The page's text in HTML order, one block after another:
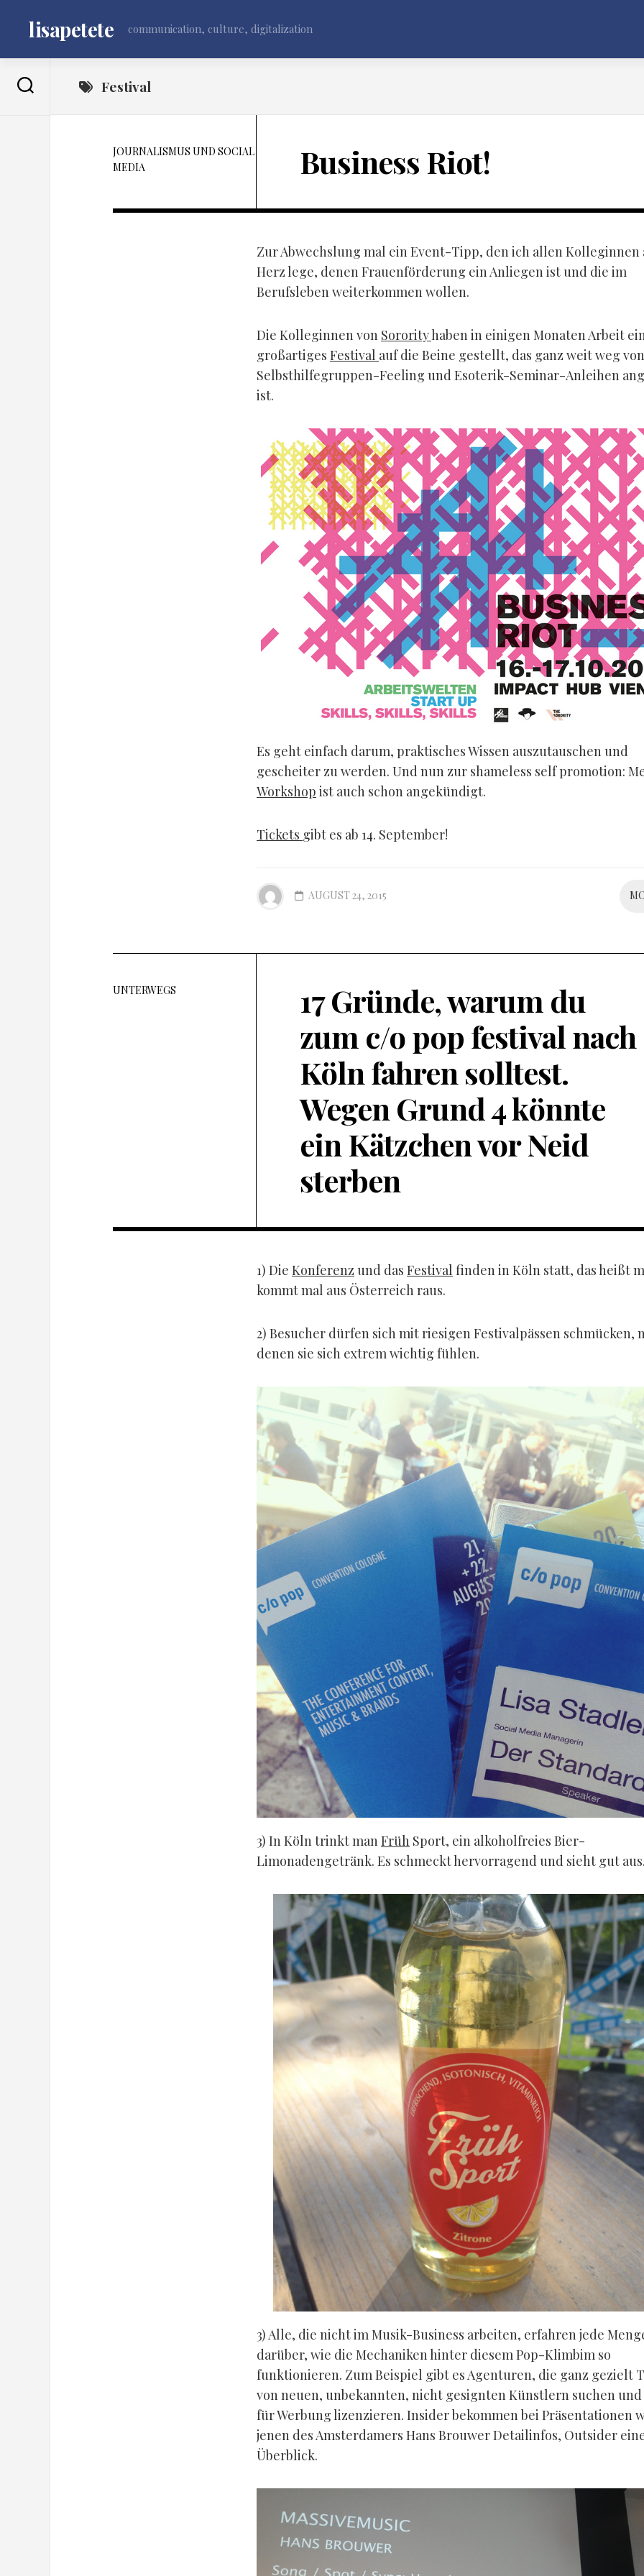
contentlisapetete communication, culture, digitalization
Festival
JOURNALISMUS UND SOCIAL
MEDIA
Business Riot!
Zur Abwechslung mal ein Event-Tipp, den ich allen Kolleginnen
Herz lege, denen Frauenförderung ein Anliegen ist und die im
Berufsleben weiterkommen wollen.
Die Kolleginnen von Sororityhaben in einigen Monaten Arbeit
großartiges Festival auf die Beine gestellt, das ganz weit weg von
Selbsthilfegruppen-Feeling und Esoterik-Seminar-Anleihen
ist.
Es geht einfach darum, praktisches Wissen auszutauschen und
gescheiter zu werden. Und nun zur shameless self promotion:
Workshop ist auch schon angekündigt.
Tickets gibt es ab 14. September!
AUGUST 24, 2015
UNTERWEGS
17 Gründe, warum du
zum c/o pop festival nach
Köln fahren solltest.
Wegen Grund 4 könnte
ein Kätzchen vor Neid
sterben
1) Die Konferenz und das Festival finden in Köln statt, das heißt
kommt mal aus Österreich raus.
2) Besucher dürfen sich mit riesigen Festivalpässen schmücken,
denen sie sich extrem wichtig fühlen.
3) In Köln trinkt manFrüh Sport, ein alkoholfreies Bier-
Limonadengetränk. Es schmeckt hervorragend und sieht gut
3) Alle, die nicht im Musik-Business arbeiten, erfahren jede
darüber, wie die Mechaniken hinter diesem Pop-Klimbim so
funktionieren. Zum Beispiel gibt es Agenturen, die ganz gezielt
von neuen, unbekannten, nicht gesignten Künstlern suchen
für Werbung lizenzieren. Insider bekommen bei Präsentationen
jenen des Amsterdamers Hans Brouwer Detailinfos, Outsider
Überblick.